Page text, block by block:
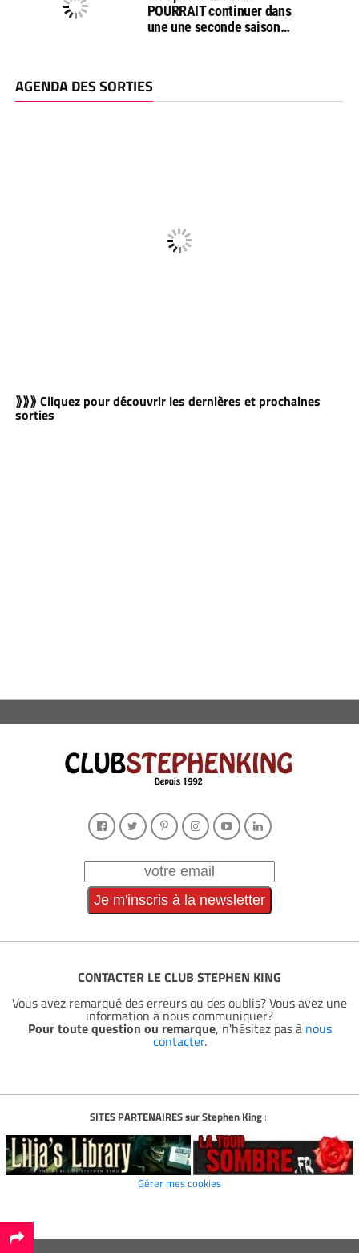
POURRAIT continuer dans
une une seconde saison…
AGENDA DES SORTIES
⟫⟫⟫ Cliquez pour découvrir les dernières et prochaines
sorties
CONTACTER LE CLUB STEPHEN KING
Vous avez remarqué des erreurs ou des oublis? Vous avez une
information à nous communiquer?
Pour toute question ou remarque, n'hésitez pas à nous
contacter.
SITES PARTENAIRES sur Stephen King:
Gérer mes cookies